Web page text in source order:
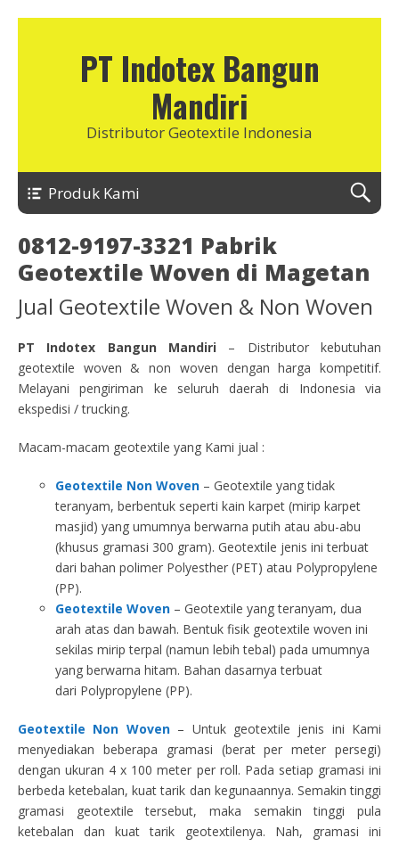
PT Indotex Bangun
Mandiri
Distributor Geotextile Indonesia
Produk Kami
0812-9197-3321 Pabrik
Geotextile Woven di Magetan
Jual Geotextile Woven & Non Woven
PT Indotex Bangun Mandiri – Distributor kebutuhan
geotextile woven & non woven dengan harga kompetitif.
Melayani pengiriman ke seluruh daerah di Indonesia via
ekspedisi / trucking.
Macam-macam geotextile yang Kami jual :
Geotextile Non Woven – Geotextile yang tidak
teranyam, berbentuk seperti kain karpet (mirip karpet
masjid) yang umumnya berwarna putih atau abu-abu
(khusus gramasi 300 gram). Geotextile jenis ini terbuat
dari bahan polimer Polyesther (PET) atau Polypropylene
(PP).
Geotextile Woven – Geotextile yang teranyam, dua
arah atas dan bawah. Bentuk fisik geotextile woven ini
sekilas mirip terpal (namun lebih tebal) pada umumnya
yang berwarna hitam. Bahan dasarnya terbuat
dari Polypropylene (PP).
Geotextile Non Woven– Untuk geotextile jenis ini Kami
menyediakan beberapa gramasi (berat per meter persegi)
dengan ukuran 4 x 100 meter per roll. Pada setiap gramasi ini
berbeda ketebalan, kuat tarik dan kegunaannya. Semakin tinggi
gramasi geotextile tersebut, maka semakin tinggi pula
ketebalan dan kuat tarik geotextilenya. Nah, gramasi ini